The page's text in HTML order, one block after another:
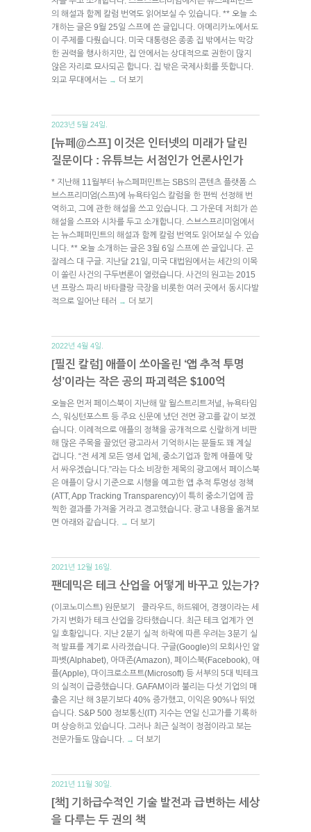
의 해설과 함께 칼럼 번역도 읽어보실 수 있습니다. ** 오늘 소
개하는 글은 9월 25일 스프에 쓴 글입니다. 아메리카노에서도
이 주제를 다뤘습니다. 미국 대통령은 종종 집 밖에서는 막강
한 권력을 행사하지만, 집 안에서는 상대적으로 권한이 많지
않은 자리로 묘사되곤 합니다. 집 밖은 국제사회를 뜻합니다.
외교 무대에서는 → 더 보기
2023년 5월 24일.
[뉴페@스프] 이것은 인터넷의 미래가 달린
질문이다 : 유튜브는 서점인가 언론사인가
* 지난해 11월부터 뉴스페퍼민트는 SBS의 콘텐츠 플랫폼 스
브스프리미엄(스프)에 뉴욕타임스 칼럼을 한 편씩 선정해 번
역하고, 그에 관한 해설을 쓰고 있습니다. 그 가운데 저희가 쓴
해설을 스프와 시차를 두고 소개합니다. 스브스프리미엄에서
는 뉴스페퍼민트의 해설과 함께 칼럼 번역도 읽어보실 수 있습
니다. ** 오늘 소개하는 글은 3월 6일 스프에 쓴 글입니다. 곤
잘레스 대 구글. 지난달 21일, 미국 대법원에서는 세간의 이목
이 쏠린 사건의 구두변론이 열렸습니다. 사건의 원고는 2015
년 프랑스 파리 바타클랑 극장을 비롯한 여러 곳에서 동시다발
적으로 일어난 테러 → 더 보기
2022년 4월 4일.
[필진 칼럼] 애플이 쏘아올린 ‘앱 추적 투명
성’이라는 작은 공의 파괴력은 $100억
오늘은 먼저 페이스북이 지난해 말 월스트리트저널, 뉴욕타임
스, 워싱턴포스트 등 주요 신문에 냈던 전면 광고를 같이 보겠
습니다. 이례적으로 애플의 정책을 공개적으로 신랄하게 비판
해 많은 주목을 끌었던 광고라서 기억하시는 분들도 꽤 계실
겁니다. “전 세계 모든 영세 업체, 중소기업과 함께 애플에 맞
서 싸우겠습니다.”라는 다소 비장한 제목의 광고에서 페이스북
은 애플이 당시 기준으로 시행을 예고한 앱 추적 투명성 정책
(ATT, App Tracking Transparency)이 특히 중소기업에 끔
찍한 결과를 가져올 거라고 경고했습니다. 광고 내용을 옮겨보
면 아래와 같습니다.
→ 더 보기
2021년 12월 16일.
팬데믹은 테크 산업을 어떻게 바꾸고 있는가?
(이코노미스트) 원문보기 클라우드, 하드웨어, 경쟁이라는 세
가지 변화가 테크 산업을 강타했습니다. 최근 테크 업계가 연
일 호황입니다. 지난 2분기 실적 하락에 따른 우려는 3분기 실
적 발표를 계기로 사라졌습니다. 구글(Google)의 모회사인 알
파벳(Alphabet), 아마존(Amazon), 페이스북(Facebook), 애
플(Apple), 마이크로소프트(Microsoft) 등 서부의 5대 빅테크
의 실적이 급증했습니다. GAFAM이라 불리는 다섯 기업의 매
출은 지난 해 3분기보다 40% 증가했고, 이익은 90%나 뛰었
습니다. S&P 500 정보통신(IT) 지수는 연일 신고가를 기록하
며 상승하고 있습니다. 그러나 최근 실적이 정점이라고 보는
전문가들도 많습니다.
→ 더 보기
2021년 11월 30일.
[책] 기하급수적인 기술 발전과 급변하는 세상
을 다루는 두 권의 책